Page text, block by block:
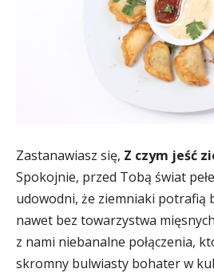
Zastanawiasz się, Z czym jeść
Spokojnie, przed Tobą świat
udowodni, że ziemniaki potrafią
nawet bez towarzystwa
z nami niebanalne połączenia,
skromny bulwiasty bohater w